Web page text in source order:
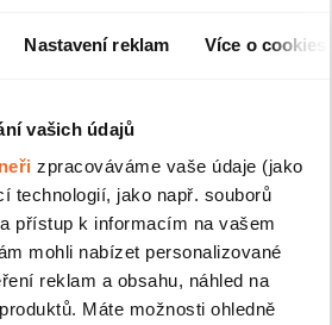
Nastavení reklam Více o cookies
vašich údajů
zpracováváme vaše údaje (jako
technologií, jako např. souborů
přístup k informacím na vašem
mohli nabízet personalizované
reklam a obsahu, náhled na
Máte možnosti ohledně